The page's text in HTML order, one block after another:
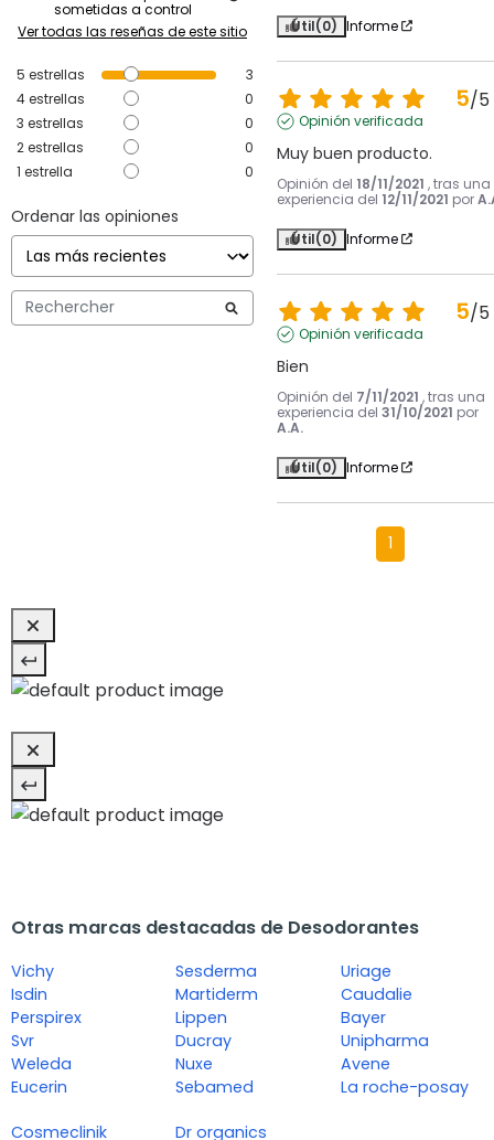
sometidas a control
Ver todas las reseñas de este sitio
5 estrellas
3
4estrellas
0
3 estrellas
0
2estrellas
0
1 estrella 0
Ordenar las opiniones
Útil(0) Informe
5/5
Opinión verificada
Muy buen producto.
Opinión del 18/11/2021 , tras una
experiencia del 12/11/2021 por
Útil(0) Informe
5/5
Opinión verificada
Bien
Opinión del 7/11/2021 , tras una
experiencia del 31/10/2021 por
A.A.
Útil(0) Informe
1
Otras marcas destacadas de Desodorantes
Vichy
Isdin
Perspirex
Svr
Weleda
Eucerin
Sesderma
Martiderm
Lippen
Ducray
Nuxe
Sebamed
Uriage
Caudalie
Bayer
Unipharma
Avene
La roche-posay
Cosmeclinik Dr organics